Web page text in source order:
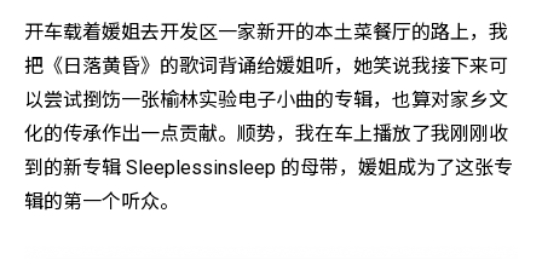
开车载着媛姐去开发区一家新开的本土菜餐厅的路上，我
把《日落黄昏》的歌词背诵给媛姐听，她笑说我接下来可
以尝试捯饬一张榆林实验电子小曲的专辑，也算对家乡文
化的传承作出一点贡献。顺势，我在车上播放了我刚刚收
到的新专辑 Sleeplessinsleep 的母带，媛姐成为了这张专
辑的第一个听众。